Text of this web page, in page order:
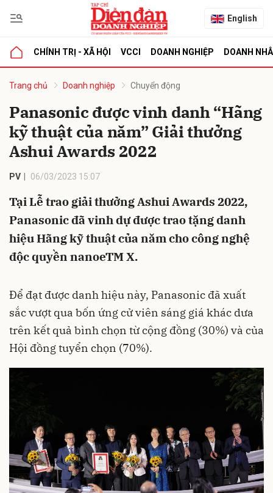
English
CHÍNH TRỊ - XÃ HỘI VCCI DOANH NGHIỆP DOANH
Trang chủ Doanh nghiệp Chuyển động
Panasonic được vinh danh “Hãng
kỹ thuật của năm” Giải thưởng
Ashui Awards 2022
PV 06/03/2023 15:07
Tại Lễ trao giải thưởng Ashui Awards 2022,
Panasonic đã vinh dự được trao tặng danh
hiệu Hãng kỹ thuật của năm cho công nghệ
độc quyền nanoeTM X.
Để đạt được danh hiệu này, Panasonic đã xuất
sắc vượt qua bốn ứng cử viên sáng giá khác dưa
trên kết quả bình chọn từ cộng đồng (30%) và của
Hội đồng tuyển chọn (70%).
luận
Hủy